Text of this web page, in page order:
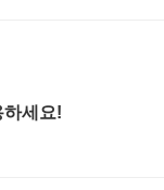
하세요!